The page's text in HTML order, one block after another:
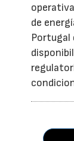
de
Portugal